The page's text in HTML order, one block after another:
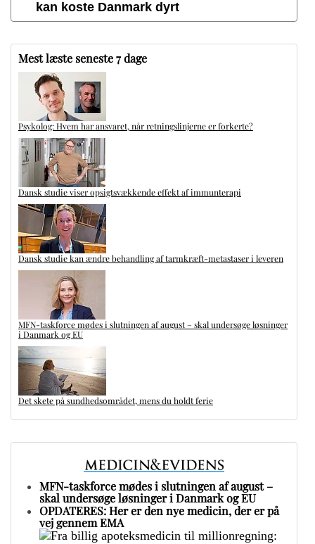
kan koste Danmark dyrt
Mest læste seneste 7 dage
Psykolog: Hvem har ansvaret, når retningslinjerne er forkerte?
Dansk studie viser opsigtsvækkende effekt af immunterapi
Dansk studie kan ændre behandling af tarmkræft-metastaser i leveren
MFN-taskforce mødes i slutningen af august – skal undersøge løsninger
i Danmark og EU
Det skete på sundhedsområdet, mens du holdt ferie
MFN-taskforce mødes i slutningen af august –
skal undersøge løsninger i Danmark og EU
OPDATERES: Her er den nye medicin, der er på
vej gennem EMA